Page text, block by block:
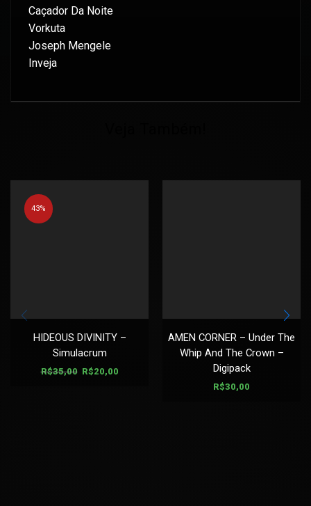
Caçador Da Noite
Vorkuta
Joseph Mengele
Inveja
43%
HIDEOUS DIVINITY –
Simulacrum
R$35,00 R$20,00
AMEN CORNER – Under The
Whip And The Crown –
Digipack
R$30,00